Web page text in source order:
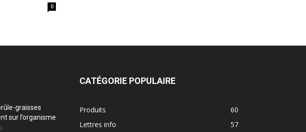
0
graisses
sur l’organisme
CATÉGORIE POPULAIRE
Produits
60
Lettres info
57